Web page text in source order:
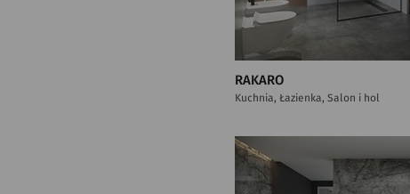
RAKARO
Kuchnia, Łazienka, Salon i hol